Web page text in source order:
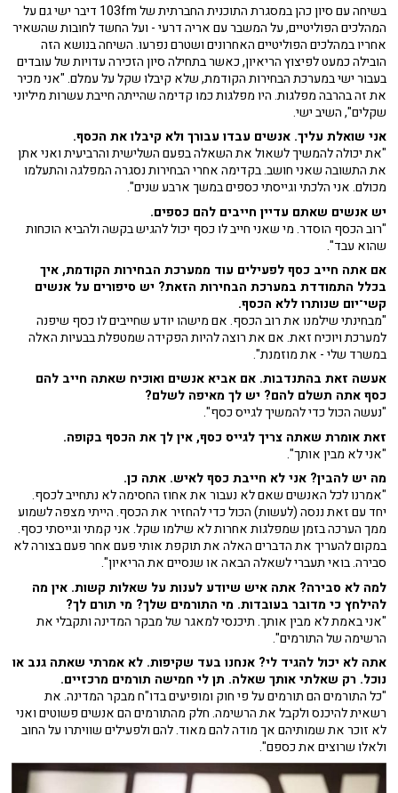
בשיחה עם סיון כהן במסגרת התוכנית החברתית של 103fm דיבר ישי גם על
המהלכים הפוליטיים, על המשבר עם אריה דרעי - ועל החשד לחובות שהשאיר
אחריו במהלכים הפוליטיים האחרונים ושטרם נפרעו. השיחה בנושא הזה
הובילה כמעט לפיצוץ הריאיון, כאשר בתחילה סיון הזכירה עדויות של עובדים
בעבור ישי במערכת הבחירות הקודמת, שלא קיבלו שקל על עמלם. "אני מכיר
את זה בהרבה מפלגות. היו מפלגות כמו קדימה שהייתה חייבת עשרות מיליוני
שקלים", השיב ישי.
אני שואלת עליך. אנשים עבדו עבורך ולא קיבלו את הכסף.
"את יכולה להמשיך לשאול את השאלה בפעם השלישית והרביעית ואני אתן
את התשובה שאני חושב. בקדימה אחרי הבחירות נסגרה המפלגה והתעלמו
מכולם. אני הלכתי וגייסתי כספים במשך ארבע שנים".
יש אנשים שאתם עדיין חייבים להם כספים.
"רוב הכסף הוסדר. מי שאני חייב לו כסף יכול להגיש בקשה ולהביא הוכחות
שהוא עבד".
אם אתה חייב כסף לפעילים עוד ממערכת הבחירות הקודמת, איך
בכלל התמודדת במערכת הבחירות הזאת? יש סיפורים על אנשים
קשי־יום שנותרו ללא הכסף.
"מבחינתי שילמנו את רוב הכסף. אם מישהו יודע שחייבים לו כסף שיפנה
למערכת ויוכיח זאת. אם את רוצה להיות הפקידה שמטפלת בבעיות האלה
במשרד שלי - את מוזמנת".
אעשה זאת בהתנדבות. אם אביא אנשים ואוכיח שאתה חייב להם
כסף אתה תשלם להם? יש לך מאיפה לשלם?
"נעשה הכול כדי להמשיך לגייס כסף".
זאת אומרת שאתה צריך לגייס כסף, אין לך את הכסף בקופה.
"אני לא מבין אותך".
מה יש להבין? אני לא חייבת כסף לאיש. אתה כן.
"אמרנו לכל האנשים שאם לא נעבור את אחוז החסימה לא נתחייב לכסף.
יחד עם זאת ננסה (לעשות) הכול כדי להחזיר את הכסף. הייתי מצפה לשמוע
ממך הערכה בזמן שמפלגות אחרות לא שילמו שקל. אני קמתי וגייסתי כסף.
במקום להעריך את הדברים האלה את תוקפת אותי פעם אחר פעם בצורה לא
סבירה. בואי תעברי לשאלה הבאה או שנסיים את הריאיון".
למה לא סבירה? אתה איש שיודע לענות על שאלות קשות. אין מה
להילחץ כי מדובר בעובדות. מי התורמים שלך? מי תורם לך?
"אני באמת לא מבין אותך. תיכנסי למאגר של מבקר המדינה ותקבלי את
הרשימה של התורמים".
אתה לא יכול להגיד לי? אנחנו בעד שקיפות. לא אמרתי שאתה גנב או
נוכל. רק שאלתי אותך שאלה. תן לי חמישה תורמים מרכזיים.
"כל התורמים הם תורמים על פי חוק ומופיעים בדו"ח מבקר המדינה. את
רשאית להיכנס ולקבל את הרשימה. חלק מהתורמים הם אנשים פשוטים ואני
לא זוכר את שמותיהם אך מודה להם מאוד. להם ולפעילים שוויתרו על החוב
ולאלו שרוצים את כספם".